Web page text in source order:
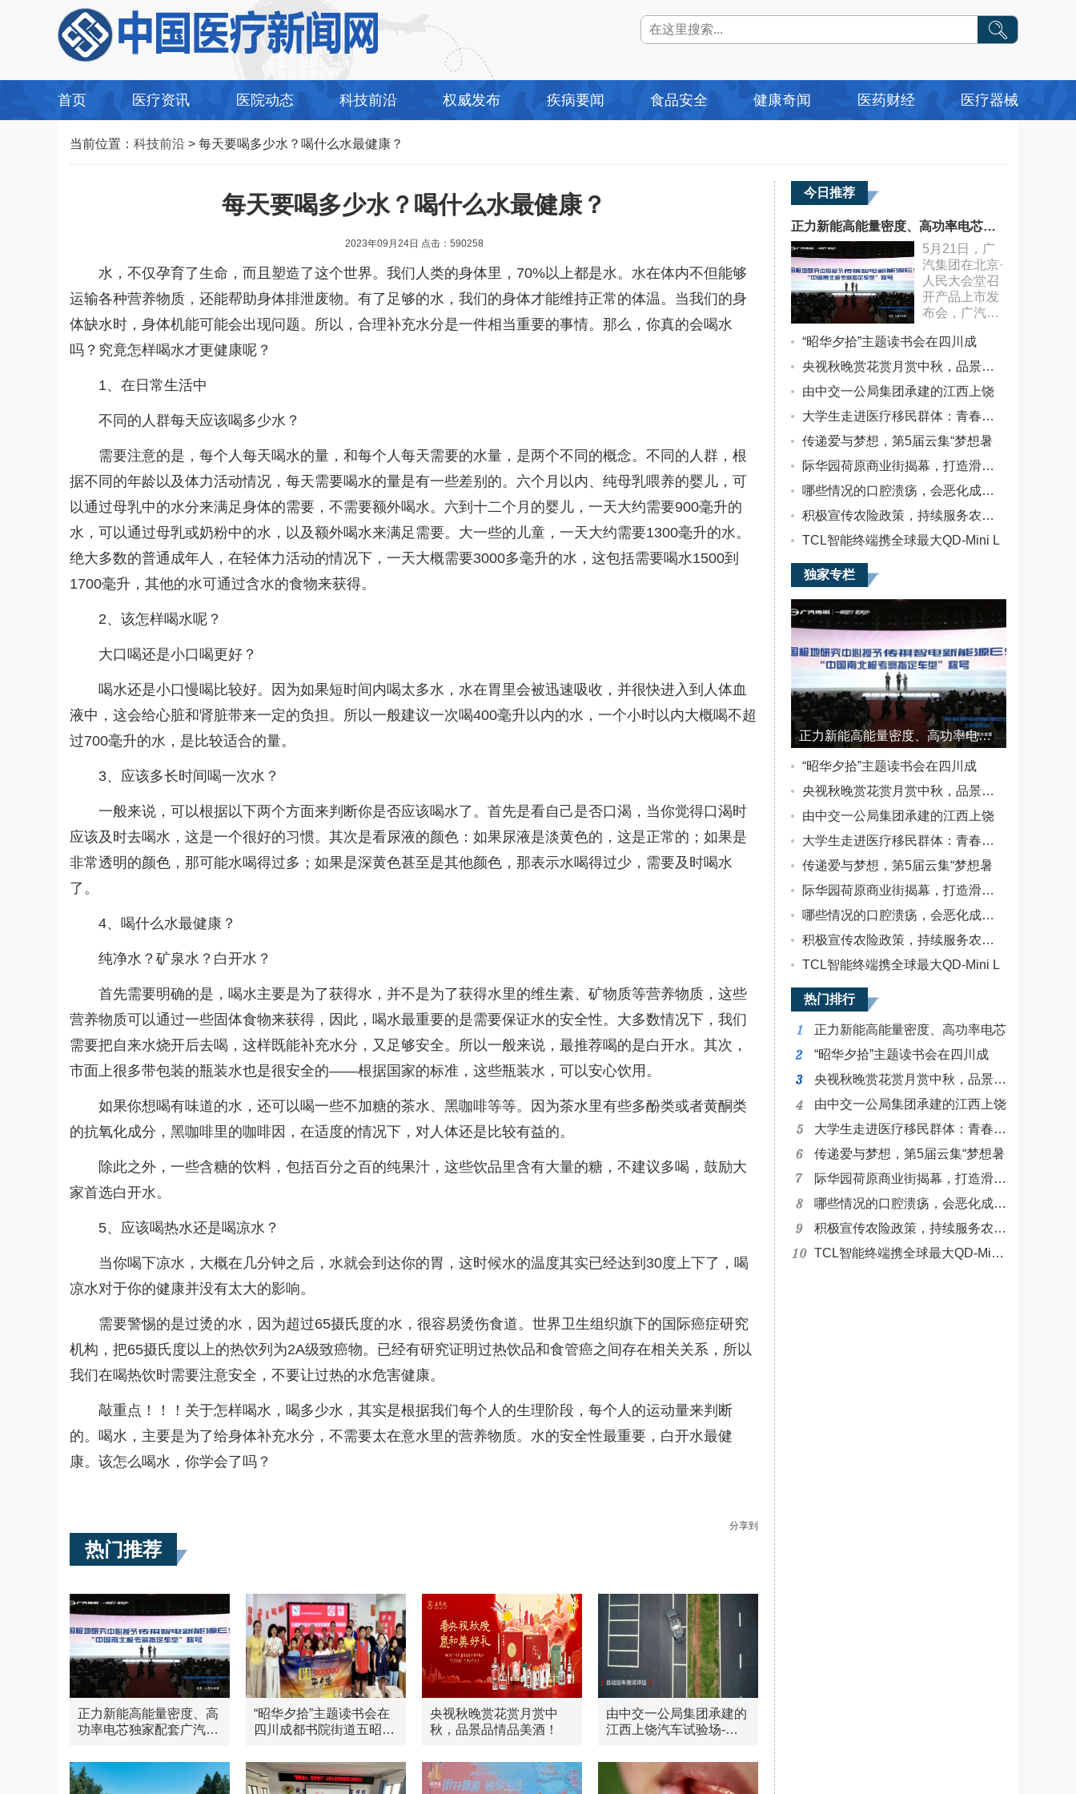
首页 医疗资讯 医院动态 科技前沿 权威发布 疾病要闻 食品安全 健康奇闻 医药财经 医疗器械
当前位置： 科技前沿 > 每天要喝多少水？喝什么水最健康？
每天要喝多少水？喝什么水最健康？
2023年09月24日 点击：590258
水，不仅孕育了生命，而且塑造了这个世界。我们人类的身体里，70%以上都是水。水在体内不但能够
运输各种营养物质，还能帮助身体排泄废物。有了足够的水，我们的身体才能维持正常的体温。当我们的身
体缺水时，身体机能可能会出现问题。所以，合理补充水分是一件相当重要的事情。那么，你真的会喝水
吗？究竟怎样喝水才更健康呢？
1、在日常生活中
不同的人群每天应该喝多少水？
需要注意的是，每个人每天喝水的量，和每个人每天需要的水量，是两个不同的概念。不同的人群，根
据不同的年龄以及体力活动情况，每天需要喝水的量是有一些差别的。六个月以内、纯母乳喂养的婴儿，可
以通过母乳中的水分来满足身体的需要，不需要额外喝水。六到十二个月的婴儿，一天大约需要900毫升的
水，可以通过母乳或奶粉中的水，以及额外喝水来满足需要。大一些的儿童，一天大约需要1300毫升的水。
绝大多数的普通成年人，在轻体力活动的情况下，一天大概需要3000多毫升的水，这包括需要喝水1500到
1700毫升，其他的水可通过含水的食物来获得。
2、该怎样喝水呢？
大口喝还是小口喝更好？
喝水还是小口慢喝比较好。因为如果短时间内喝太多水，水在胃里会被迅速吸收，并很快进入到人体血
液中，这会给心脏和肾脏带来一定的负担。所以一般建议一次喝400毫升以内的水，一个小时以内大概喝不超
过700毫升的水，是比较适合的量。
3、应该多长时间喝一次水？
一般来说，可以根据以下两个方面来判断你是否应该喝水了。首先是看自己是否口渴，当你觉得口渴时
应该及时去喝水，这是一个很好的习惯。其次是看尿液的颜色：如果尿液是淡黄色的，这是正常的；如果是
非常透明的颜色，那可能水喝得过多；如果是深黄色甚至是其他颜色，那表示水喝得过少，需要及时喝水
了。
4、喝什么水最健康？
纯净水？矿泉水？白开水？
首先需要明确的是，喝水主要是为了获得水，并不是为了获得水里的维生素、矿物质等营养物质，这些
营养物质可以通过一些固体食物来获得，因此，喝水最重要的是需要保证水的安全性。大多数情况下，我们
需要把自来水烧开后去喝，这样既能补充水分，又足够安全。所以一般来说，最推荐喝的是白开水。其次，
市面上很多带包装的瓶装水也是很安全的——根据国家的标准，这些瓶装水，可以安心饮用。
如果你想喝有味道的水，还可以喝一些不加糖的茶水、黑咖啡等等。因为茶水里有些多酚类或者黄酮类
的抗氧化成分，黑咖啡里的咖啡因，在适度的情况下，对人体还是比较有益的。
除此之外，一些含糖的饮料，包括百分之百的纯果汁，这些饮品里含有大量的糖，不建议多喝，鼓励大
家首选白开水。
5、应该喝热水还是喝凉水？
当你喝下凉水，大概在几分钟之后，水就会到达你的胃，这时候水的温度其实已经达到30度上下了，喝
凉水对于你的健康并没有太大的影响。
需要警惕的是过烫的水，因为超过65摄氏度的水，很容易烫伤食道。世界卫生组织旗下的国际癌症研究
机构，把65摄氏度以上的热饮列为2A级致癌物。已经有研究证明过热饮品和食管癌之间存在相关关系，所以
我们在喝热饮时需要注意安全，不要让过热的水危害健康。
敲重点！！！关于怎样喝水，喝多少水，其实是根据我们每个人的生理阶段，每个人的运动量来判断
的。喝水，主要是为了给身体补充水分，不需要太在意水里的营养物质。水的安全性最重要，白开水最健
康。该怎么喝水，你学会了吗？
分享到
热门推荐
正力新能高能量密度、高
功率电芯独家配套广汽传
“昭华夕拾”主题读书会在
四川成都书院街道五昭路
央视秋晚赏花赏月赏中
秋，品景品情品美酒！
由中交一公局集团承建的
江西上饶汽车试验场-智
试运营
今日推荐
正力新能高能量密度、高功率电芯独家配套广汽传祺E9
5月21日，广
汽集团在北京·
人民大会堂召
开产品上市发
布会，广汽传
E9正式官宣上
市。据电池中
国了解，广汽
传祺E9MPV车
型搭载了正力
新能独家配套
的高能量密
度、高功率电
芯及匣电池
包，并搭配广
技术，纯
“昭华夕拾”主题读书会在四川成
央视秋晚赏花赏月赏中秋，品景品情
由中交一公局集团承建的江西上饶
大学生走进医疗移民群体：青春恰似
传递爱与梦想，第5届云集“梦想暑
际华园荷原商业街揭幕，打造滑雪休
哪些情况的口腔溃疡，会恶化成癌？
积极宣传农险政策，持续服务农户农
TCL智能终端携全球最大QD-Mini L
独家专栏
正力新能高能量密度、高功率电芯独家配套广汽传祺E9
“昭华夕拾”主题读书会在四川成
央视秋晚赏花赏月赏中秋，品景品情
由中交一公局集团承建的江西上饶
大学生走进医疗移民群体：青春恰似
传递爱与梦想，第5届云集“梦想暑
际华园荷原商业街揭幕，打造滑雪休
哪些情况的口腔溃疡，会恶化成癌？
积极宣传农险政策，持续服务农户农
TCL智能终端携全球最大QD-Mini L
热门排行
正力新能高能量密度、高功率电芯
“昭华夕拾”主题读书会在四川成
央视秋晚赏花赏月赏中秋，品景品情
由中交一公局集团承建的江西上饶
大学生走进医疗移民群体：青春恰似
传递爱与梦想，第5届云集“梦想暑
际华园荷原商业街揭幕，打造滑雪休
哪些情况的口腔溃疡，会恶化成癌？
积极宣传农险政策，持续服务农户农
TCL智能终端携全球最大QD-Mini L